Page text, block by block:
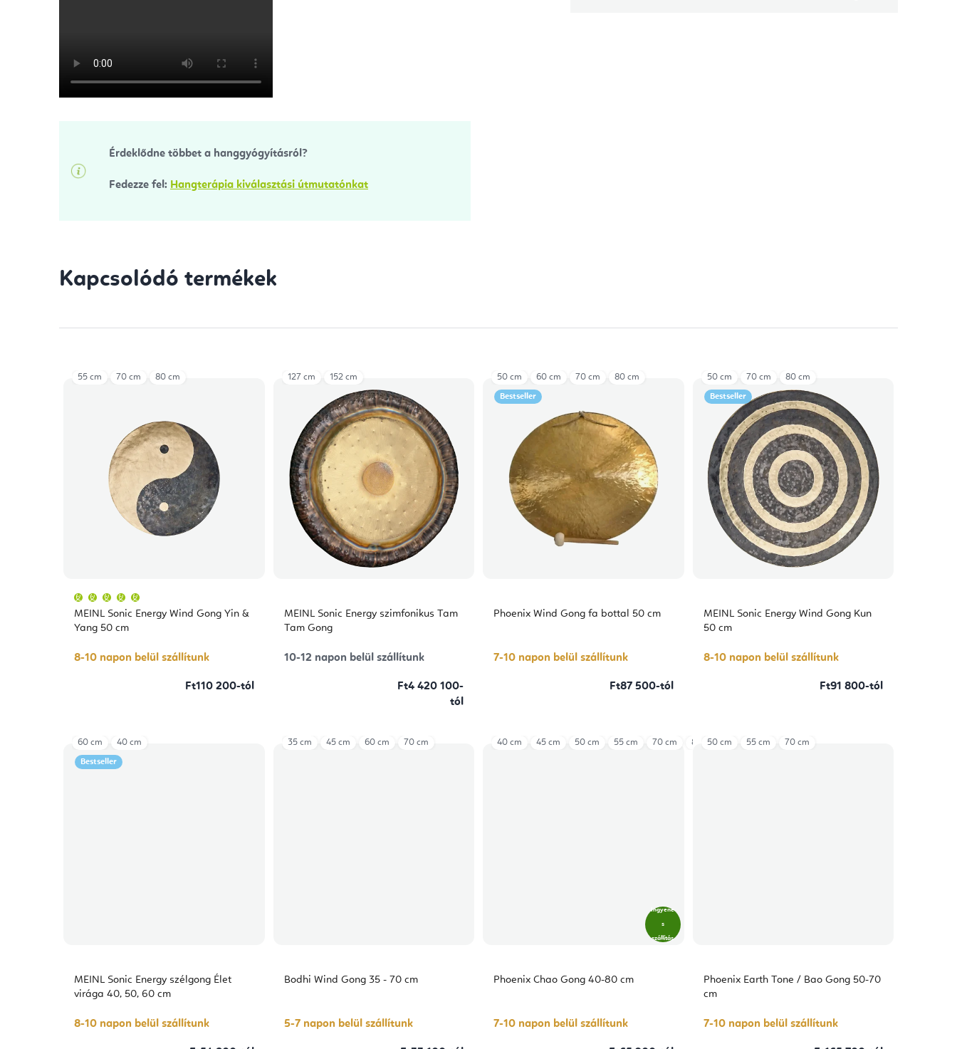
Érdeklődne többet a hanggyógyításról?
Fedezze fel: Hangterápia kiválasztási útmutatónkat
Kapcsolódó termékek
MEINL Sonic Energy Wind Gong Yin &
Yang 50 cm
átlagos
értékelése
csillag.
8-10 napon belül szállítunk
Ft110 200-tól
55 cm 70 cm 80 cm
MEINL Sonic Energy szimfonikus Tam
Tam Gong
10-12 napon belül szállítunk
Ft4 420 100-
tól
127 cm 152 cm
Bestseller
Phoenix Wind Gong fa bottal 50 cm
7-10 napon belül szállítunk
Ft87 500-tól
50 cm 60 cm 70 cm 80 cm
Bestseller
MEINL Sonic Energy Wind Gong Kun
50 cm
8-10 napon belül szállítunk
Ft91 800-tól
50 cm 70 cm 80 cm
Bestseller
MEINL Sonic Energy szélgong Élet
virága 40, 50, 60 cm
8-10 napon belül szállítunk
60 cm 40 cm
Bodhi Wind Gong 35 - 70 cm
5-7 napon belül szállítunk
35 cm 45 cm 60 cm 70 cm
Ingyene
s
szállítás
Phoenix Chao Gong 40-80 cm
7-10 napon belül szállítunk
40 cm 45 cm 50 cm 55 cm 70 cm 80 cm
Phoenix Earth Tone / Bao Gong 50-70
cm
7-10 napon belül szállítunk
50 cm 55 cm 70 cm